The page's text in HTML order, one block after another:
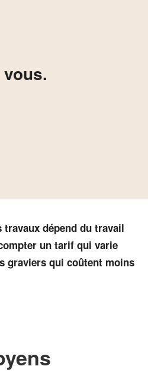
travaux dépend du travail
un tarif qui varie
graviers qui coûtent moins